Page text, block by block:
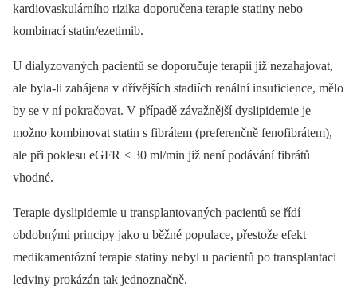
kardiovaskulárního rizika doporučena terapie statiny nebo
kombinací statin/ezetimib.
U dialyzovaných pacientů se doporučuje terapii již nezahajovat,
ale byla-li zahájena v dřívějších stadiích renální insuficience, mělo
by se v ní pokračovat. V případě závažnější dyslipidemie je
možno kombinovat statin s fibrátem (preferenčně fenofibrátem),
ale při poklesu eGFR < 30 ml/min již není podávání fibrátů
vhodné.
Terapie dyslipidemie u transplantovaných pacientů se řídí
obdobnými principy jako u běžné populace, přestože efekt
medikamentózní terapie statiny nebyl u pacientů po transplantaci
ledviny prokázán tak jednoznačně.